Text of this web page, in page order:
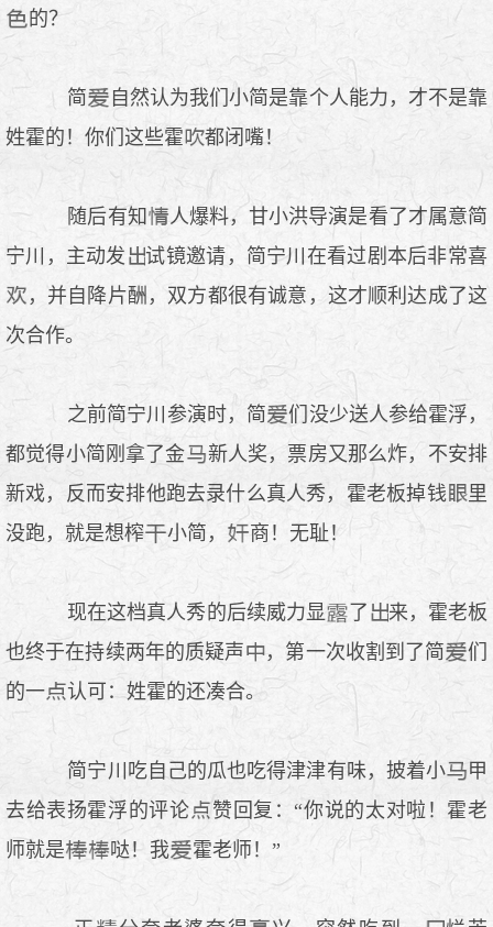
的？
简
自然认为我们小简是靠个人能力，才不是靠
姓霍的！你们这些霍
都闭嘴！
随后有知
人爆料，甘小洪导演是看了才属意简
宁川，主动发
试镜邀请，简宁川在看过剧本后非常喜
，并自降片酬，双方都很有诚意，这才顺利达成了这
次合作。
之前简宁川参演时，简
们没少送人参给霍浮，
都觉得小简刚拿了金
新人奖，票房又那么炸，不安排
新戏，反而安排他跑去录什么真人秀，霍老板掉钱
里
没跑，就是想榨
小简， 商！无耻！
现在这档真人秀的后续威力显 了
来，霍老板
也终于在持续两年的质疑声
，第一次收割到了简
们
的一
认可：姓霍的还凑合。
简宁川吃自己的瓜也吃得津津有味，披着小
甲
去给表扬霍浮的评论
赞回复：“你说的太对啦！霍老
师就是
哒！我 霍老师！”